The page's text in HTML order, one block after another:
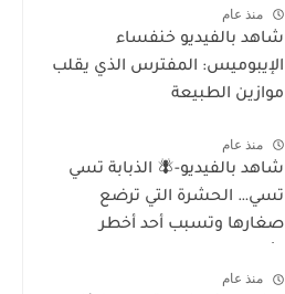
منذ عام
شاهد بالفيديو خنفساء
الإيبوميس: المفترس الذي يقلب
موازين الطبيعة
منذ عام
شاهد بالفيديو-🪰 الذبابة تسي
تسي… الحشرة التي ترضع
صغارها وتسبب أحد أخطر
منذ عام